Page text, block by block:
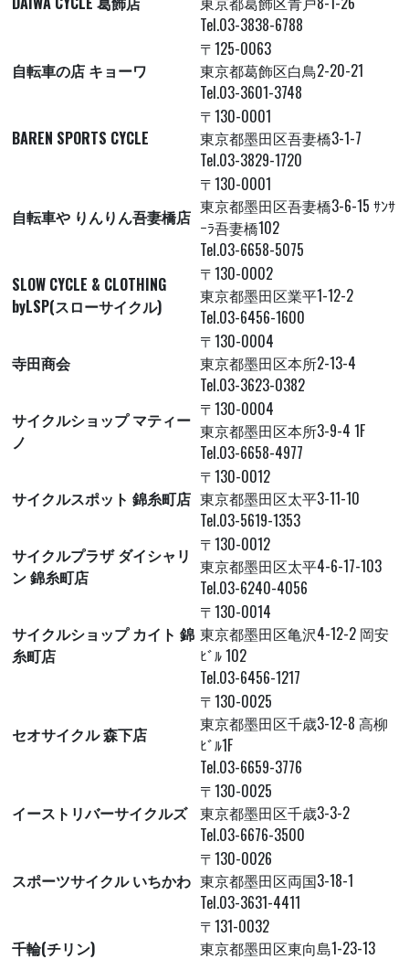
Tel.03-3838-6788
自転車の店 キョーワ
〒125-0063
東京都葛飾区白鳥2-20-21
Tel.03-3601-3748
BAREN SPORTS CYCLE
〒130-0001
東京都墨田区吾妻橋3-1-7
Tel.03-3829-1720
自転車や りんりん吾妻橋店
〒130-0001
東京都墨田区吾妻橋3-6-15 ｻﾝｻ
ｰﾗ吾妻橋102
Tel.03-6658-5075
SLOW CYCLE & CLOTHING
byLSP(スローサイクル)
〒130-0002
東京都墨田区業平1-12-2
Tel.03-6456-1600
寺田商会
〒130-0004
東京都墨田区本所2-13-4
Tel.03-3623-0382
サイクルショップ マティー
ノ
〒130-0004
東京都墨田区本所3-9-4 1F
Tel.03-6658-4977
サイクルスポット 錦糸町店
〒130-0012
東京都墨田区太平3-11-10
Tel.03-5619-1353
サイクルプラザ ダイシャリ
ン 錦糸町店
〒130-0012
東京都墨田区太平4-6-17-103
Tel.03-6240-4056
サイクルショップ カイト 錦
糸町店
〒130-0014
東京都墨田区亀沢4-12-2 岡安
ﾋﾞﾙ 102
Tel.03-6456-1217
セオサイクル 森下店
〒130-0025
東京都墨田区千歳3-12-8 高柳
ﾋﾞﾙ1F
Tel.03-6659-3776
イーストリバーサイクルズ
〒130-0025
東京都墨田区千歳3-3-2
Tel.03-6676-3500
スポーツサイクル いちかわ
〒130-0026
東京都墨田区両国3-18-1
Tel.03-3631-4411
千輪(チリン)
〒131-0032
東京都墨田区東向島1-23-13